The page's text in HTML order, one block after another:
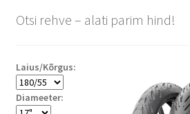
Otsi rehve – alati parim hind!
Laius/Kõrgus:
Diameeter: